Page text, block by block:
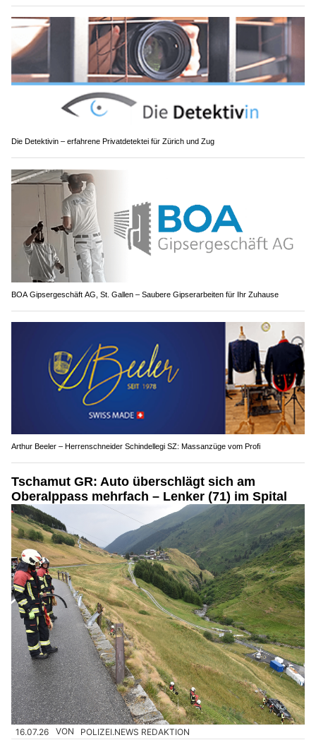
Die Detektivin – erfahrene Privatdetektei für Zürich und Zug
BOA Gipsergeschäft AG, St. Gallen – Saubere Gipserarbeiten für Ihr Zuhause
Arthur Beeler – Herrenschneider Schindellegi SZ: Massanzüge vom Profi
Tschamut GR: Auto überschlägt sich am
Oberalppass mehrfach – Lenker (71) im Spital
16.07.26 VON POLIZEI.NEWS REDAKTION